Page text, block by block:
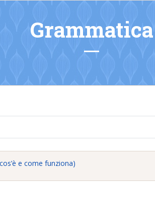
Grammatica
e come funziona)